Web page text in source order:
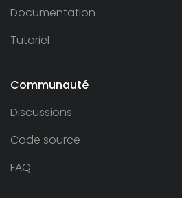
Documentation
Tutoriel
Communauté
Discussions
Code source
FAQ